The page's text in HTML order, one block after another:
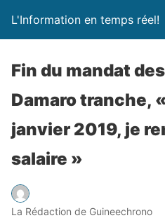
L'Information en temps réel!
Fin du mandat
Damaro tranche,
janvier 2019, je
salaire »
La Rédaction de Guineechrono